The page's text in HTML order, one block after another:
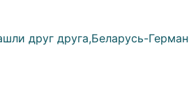
друг друга,Беларусь-